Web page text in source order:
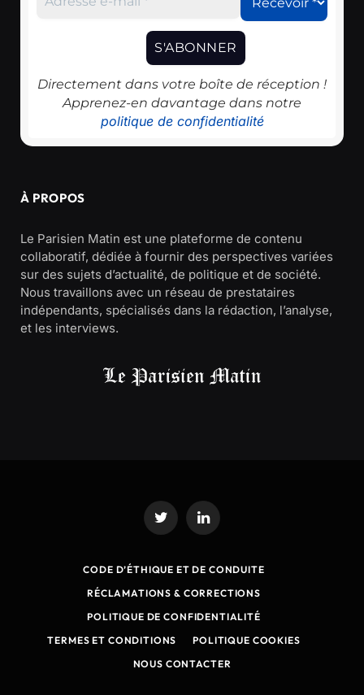
Directement dans votre boîte de réception !
Apprenez-en davantage dans notre
politique de confidentialité
À PROPOS
Le Parisien Matin est une plateforme de contenu
collaboratif, dédiée à fournir des perspectives variées
sur des sujets d’actualité, de politique et de société.
Nous travaillons avec un réseau de prestataires
indépendants, spécialisés dans la rédaction, l’analyse,
et les interviews.
Twitter LinkedIn
CODE D’ÉTHIQUE ET DE CONDUITE
RÉCLAMATIONS & CORRECTIONS
POLITIQUE DE CONFIDENTIALITÉ
TERMES ET CONDITIONS
POLITIQUE COOKIES
NOUS CONTACTER